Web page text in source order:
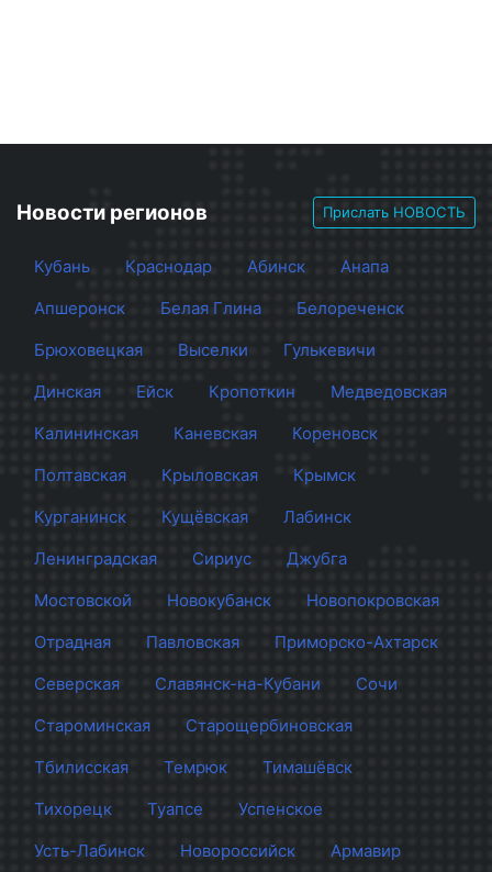
Новости регионов Прислать НОВОСТЬ
Кубань Краснодар Абинск
Анапа
Апшеронск
Белая Глина
Белореченск
Брюховецкая
Выселки
Гулькевичи
Динская
Ейск Кропоткин
Медведовская
Калининская
Каневская
Кореновск
Полтавская
Крыловская
Крымск
Курганинск
Кущёвская
Лабинск
Ленинградская
Сириус
Джубга
Мостовской
Новокубанск
Новопокровская
Отрадная
Павловская
Приморско-Ахтарск
Северская
Славянск-на-Кубани
Сочи
Староминская
Старощербиновская
Тбилисская
Темрюк
Тимашёвск
Тихорецк
Туапсе
Успенское
Усть-Лабинск
Новороссийск Армавир